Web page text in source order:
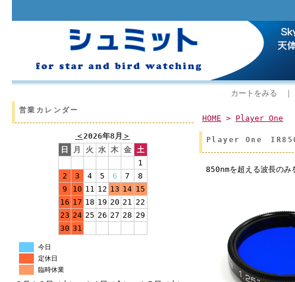
カートをみる ｜
営業カレンダー
＜2026年8月 ＞
日
月 火 水 木 金
土
1
2
3 4 5 6 7
8
9
10 11 12 13 14 15
16 17 18 19 20 21 22
23 24 25 26 27 28 29
30 31
今日
定休日
臨時休業
HOME > Player One
Player One
850nmを超える波長のみ